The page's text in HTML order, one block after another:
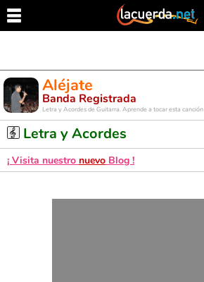
Aléjate
Banda Registrada
Letra y Acordes de Guitarra. Aprende a tocar esta canción
Letra y Acordes
¡ Visita nuestro nuevo Blog !